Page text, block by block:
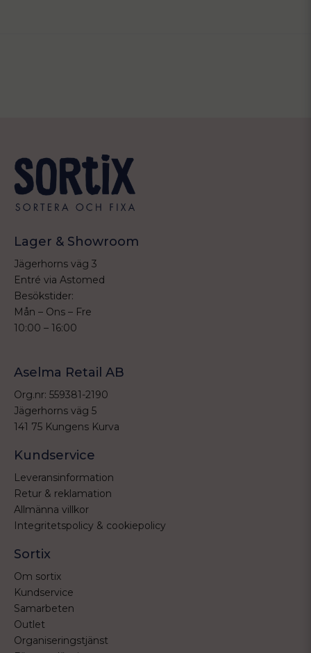
Lager & Showroom
Jägerhorns väg 3
Entré via Astomed
Besökstider:
Mån – Ons – Fre
10:00 – 16:00
Aselma Retail AB
Org.nr: 559381-2190
Jägerhorns väg 5
141 75 Kungens Kurva
Kundservice
Leveransinformation
Retur & reklamation
Allmänna villkor
Integritetspolicy & cookiepolicy
Sortix
Om sortix
Kundservice
Samarbeten
Outlet
Organiseringstjänst